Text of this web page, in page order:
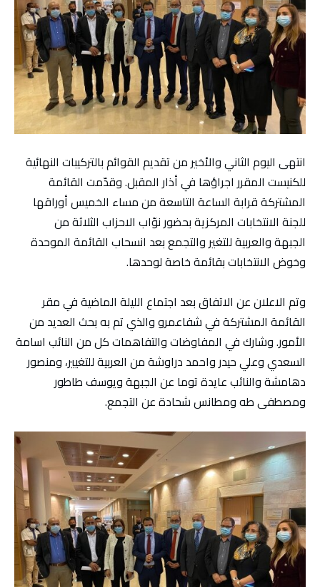
انتهى اليوم الثاني والأخير من تقديم القوائم بالتركيبات النهائية
للكنيست المقرر اجراؤها في أذار المقبل. وقدّمت القائمة
المشتركة قرابة الساعة التاسعة من مساء الخميس أوراقها
للجنة الانتخابات المركزية بحضور نوّاب الاحزاب الثلاثة من
الجبهة والعربية للتغير والتجمع بعد انسحاب القائمة الموحدة
وخوض الانتخابات بقائمة خاصة لوحدها.
وتم الاعلان عن الاتفاق بعد اجتماع الليلة الماضية في مقر
القائمة المشتركة في شفاعمرو والذي تم به بحث العديد من
الأمور. وشارك في المفاوضات والتفاهمات كل من النائب اسامة
السعدي وعلي حيدر واحمد دراوشة من العربية للتغيير، ومنصور
دهامشة والنائب عايدة توما عن الجبهة ويوسف طاطور
ومصطفى طه ومطانس شحادة عن التجمع.